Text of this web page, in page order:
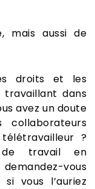
mais aussi de
droits et les
travaillant dans
avez un doute
?
de travail en
vous
vous l’auriez